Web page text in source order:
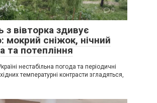
0
вівторка здивує
мокрий сніжок, нічний
та потепління
нестабільна погода та періодичні
температурні контрасти згладяться,